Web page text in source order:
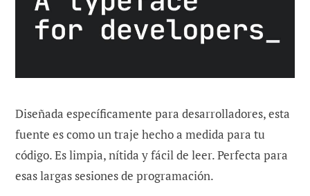
Diseñada específicamente para desarrolladores, esta
fuente es como un traje hecho a medida para tu
código. Es limpia, nítida y fácil de leer. Perfecta para
esas largas sesiones de programación.